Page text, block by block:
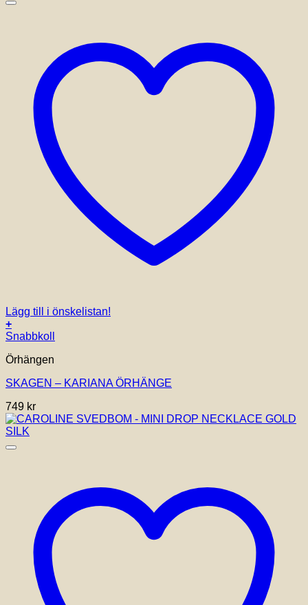
Lägg till i önskelistan!
+
Snabbkoll
Örhängen
SKAGEN – KARIANA ÖRHÄNGE
749 kr